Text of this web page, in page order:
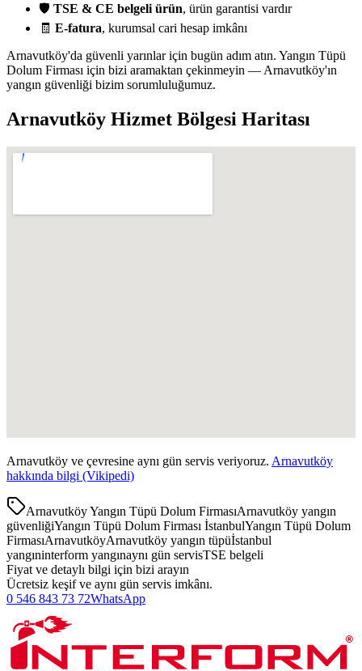
🛡️ TSE & CE belgeli ürün, ürün garantisi vardır
🧾 E-fatura, kurumsal cari hesap imkânı
Arnavutköy'da güvenli yarınlar için bugün adım atın. Yangın Tüpü
Dolum Firması için bizi aramaktan çekinmeyin — Arnavutköy'ın
yangın güvenliği bizim sorumluluğumuz.
Arnavutköy Hizmet Bölgesi Haritası
Arnavutköy ve çevresine aynı gün servis veriyoruz. Arnavutköy
hakkında bilgi (Vikipedi)
Arnavutköy Yangın Tüpü Dolum FirmasıArnavutköy yangın
güvenliğiYangın Tüpü Dolum Firması İstanbulYangın Tüpü Dolum
FirmasıArnavutköyArnavutköy yangın tüpüİstanbul
yangıninterform yangınaynı gün servisTSE belgeli
Fiyat ve detaylı bilgi için bizi arayın
Ücretsiz keşif ve aynı gün servis imkânı.
0 546 843 73 72WhatsApp